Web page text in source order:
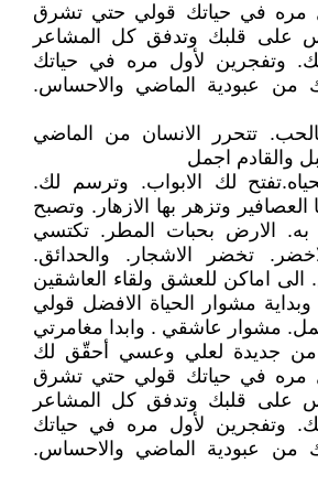
مره في حياتك قولي حتي تشرق
على قلبك وتدفق كل المشاعر
وتفجرين لأول مره في حياتك
من عبودية الماضي والاحساس.
تتحرر الانسان من الماضي
والقادم اجمل
لك الابواب. وترسم لك.
وتزهر بها الازهار. وتصبح
به. الارض بحبات المطر. تكتسي
تخضر الاشجار. والحدائق.
الى اماكن للعشق ولقاء العاشقين
مشوار الحياة الافضل قولي
مشوار عاشقي . وابدا مغامرتي
جديدة لعلي وعسي أحقّق لك
مره في حياتك قولي حتي تشرق
على قلبك وتدفق كل المشاعر
وتفجرين لأول مره في حياتك
من عبودية الماضي والاحساس.